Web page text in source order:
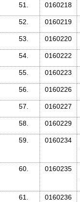
51. 0160218
52. 0160219
53. 0160220
54. 0160222
55. 0160223
56. 0160226
57. 0160227
58. 0160229
59. 0160234
60. 0160235
61. 0160236